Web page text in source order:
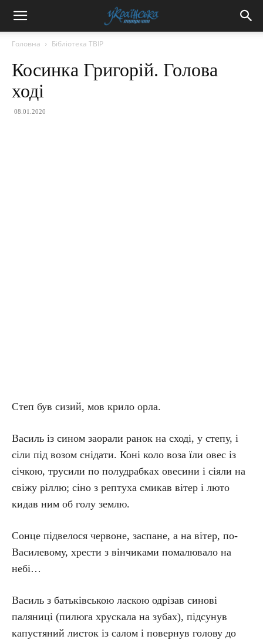
Головна Бібліотека ТВІР
Косинка Григорій. Голова
ході
08.01.2020
Степ був сизий, мов крило орла.
Василь із сином заорали ранок на сході, у степу, і
сіли під возом снідати. Коні коло воза їли овес із
січкою, трусили по полудрабках овесини і сіяли на
свіжу ріллю; сіно з рептуха смикав вітер і люто
кидав ним об голу землю.
Сонце підвелося червоне, заспане, а на вітер, по-
Василевому, хрести з вінчиками помалювало на
небі…
Василь з батьківською ласкою одрізав синові
паляниці (пилюга хрускала на зубах), підсунув
капустяний листок із салом і повернув голову до